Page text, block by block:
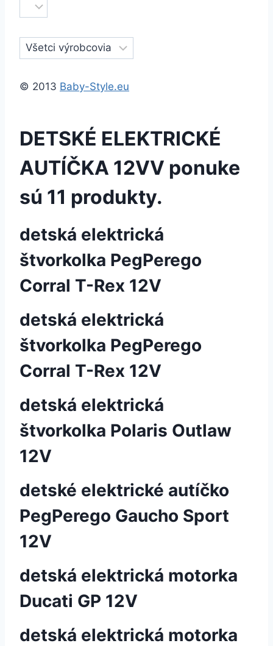
© 2013 Baby-Style.eu
DETSKÉ ELEKTRICKÉ
AUTÍČKA 12VV ponuke
sú 11 produkty.
detská elektrická
štvorkolka PegPerego
Corral T-Rex 12V
detská elektrická
štvorkolka PegPerego
Corral T-Rex 12V
detská elektrická
štvorkolka Polaris Outlaw
12V
detské elektrické autíčko
PegPerego Gaucho Sport
12V
detská elektrická motorka
Ducati GP 12V
detská elektrická motorka